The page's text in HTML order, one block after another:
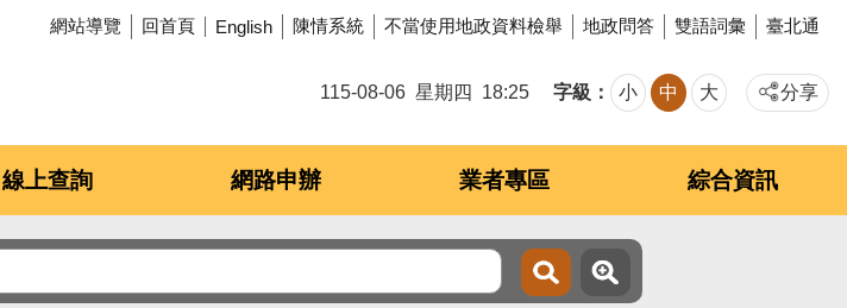
網站導覽 回首頁 English 陳情系統 不當使用地政資料檢舉 地政問答 雙語詞彙 臺北通
115-08-06 星期四 18:25 字級 小 中 大 分享
線上查詢 網路申辦 業者專區 綜合資訊